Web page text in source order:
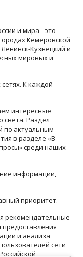
и мира - это
Кемеровской
Кузнецкий и
мировых и
К каждой
интересные
света. Раздел
по актуальным
в разделе «В
среди наших
информации,
приоритет.
рекомендательные
и анализа
сети